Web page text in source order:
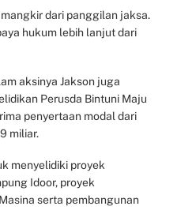
dari panggilan jaksa.
hukum lebih lanjut dari
aksinya Jakson juga
Perusda Bintuni Maju
penyertaan modal dari
miliar.
menyelidiki proyek
Idoor, proyek
serta pembangunan